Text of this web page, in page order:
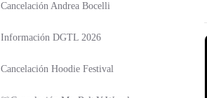
Cancelación Andrea Bocelli
Información DGTL 2026
Cancelación Hoodie Festival